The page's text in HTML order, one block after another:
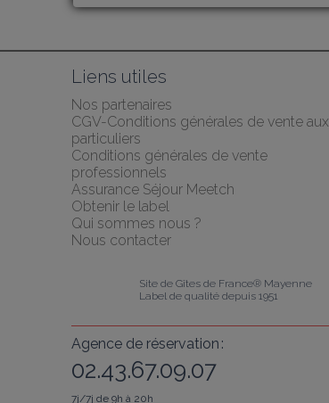
Liens utiles
Nos partenaires
CGV-Conditions générales de vente aux
particuliers
Conditions générales de vente
professionnels
Assurance Séjour Meetch
Obtenir le label
Qui sommes nous ?
Nous contacter
Site de Gîtes de France® Mayenne
Label de qualité depuis 1951
Agence de réservation :
02.43.67.09.07
7j/7j de 9h à 20h